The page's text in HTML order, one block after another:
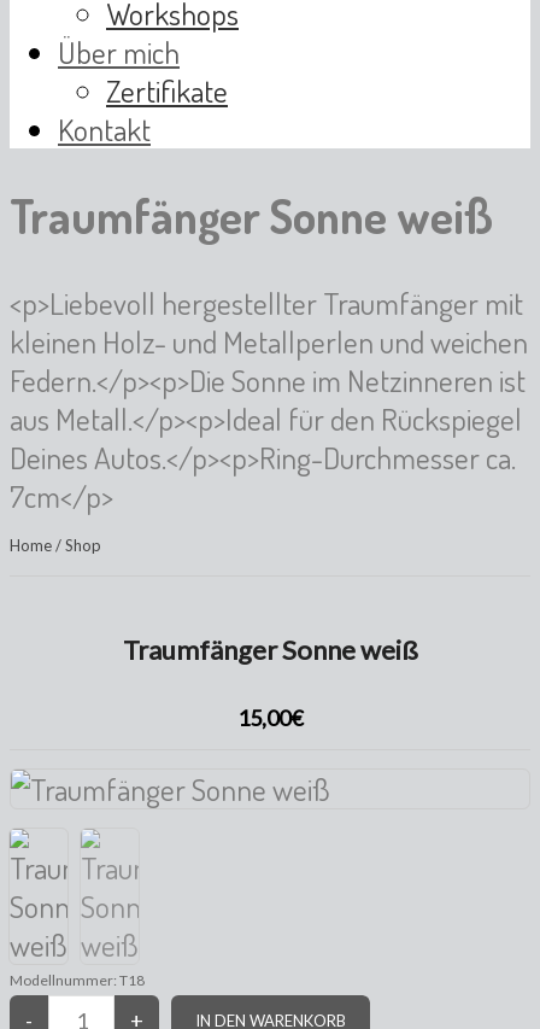
Workshops
Über mich
Zertifikate
Kontakt
Traumfänger Sonne weiß
<p>Liebevoll hergestellter Traumfänger mit
kleinen Holz- und Metallperlen und weichen
Federn.</p><p>Die Sonne im Netzinneren ist
aus Metall.</p><p>Ideal für den Rückspiegel
Deines Autos.</p><p>Ring-Durchmesser ca.
7cm</p>
Home/Shop
Traumfänger Sonne weiß
15,00€
Modellnummer: T18